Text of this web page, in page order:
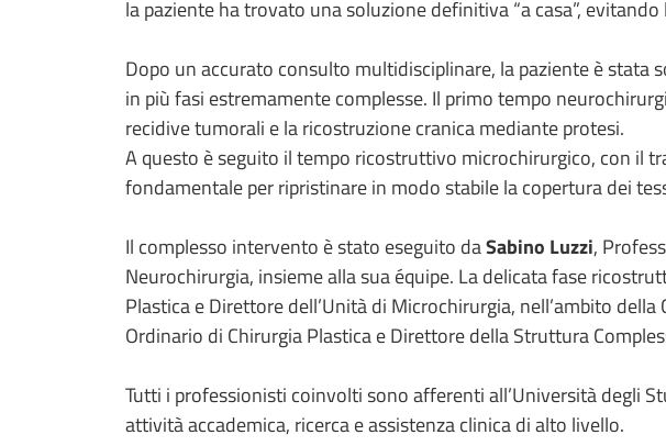
la paziente ha trovato una soluzione definitiva “a casa”,
Dopo un accurato consulto multidisciplinare, la paziente è
in più fasi estremamente complesse. Il primo tempo
recidive tumorali e la ricostruzione cranica mediante protesi.
A questo è seguito il tempo ricostruttivo microchirurgico, con il
fondamentale per ripristinare in modo stabile la copertura dei
Il complesso intervento è stato eseguito daSabino Luzzi,
Neurochirurgia, insieme alla sua équipe. La delicata fase
Plastica e Direttore dell’Unità di Microchirurgia, nell’ambito
Ordinario di Chirurgia Plastica e Direttore della Struttura
Tutti i professionisti coinvolti sono afferenti all’Università degli
attività accademica, ricerca e assistenza clinica di alto livello.